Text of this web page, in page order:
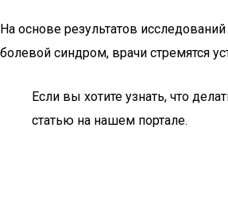
На основе результатов
болевой синдром, врачи стремятся
Если вы хотите узнать, что
статью на нашем портале.